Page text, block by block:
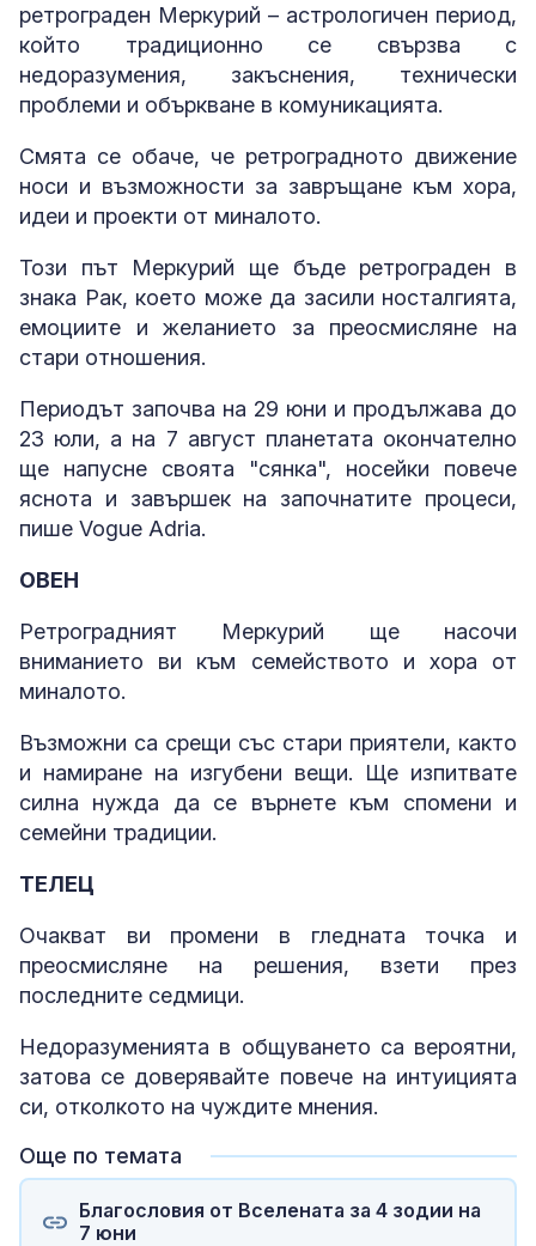
ретрограден Меркурий – астрологичен период,
който традиционно се свързва с
недоразумения, закъснения, технически
проблеми и объркване в комуникацията.
Смята се обаче, че ретроградното движение
носи и възможности за завръщане към хора,
идеи и проекти от миналото.
Този път Меркурий ще бъде ретрограден в
знака Рак, което може да засили носталгията,
емоциите и желанието за преосмисляне на
стари отношения.
Периодът започва на 29 юни и продължава до
23 юли, а на 7 август планетата окончателно
ще напусне своята "сянка", носейки повече
яснота и завършек на започнатите процеси,
пише Vogue Adria.
ОВЕН
Ретроградният Меркурий ще насочи
вниманието ви към семейството и хора от
миналото.
Възможни са срещи със стари приятели, както
и намиране на изгубени вещи. Ще изпитвате
силна нужда да се върнете към спомени и
семейни традиции.
ТЕЛЕЦ
Очакват ви промени в гледната точка и
преосмисляне на решения, взети през
последните седмици.
Недоразуменията в общуването са вероятни,
затова се доверявайте повече на интуицията
си, отколкото на чуждите мнения.
Още по темата
Благословия от Вселената за 4 зодии на
7 юни